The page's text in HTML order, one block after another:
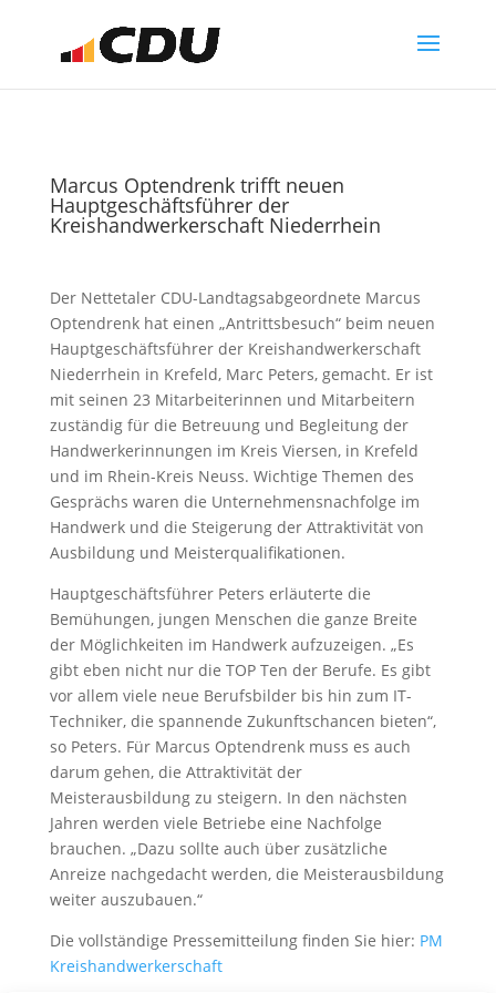
Marcus Optendrenk trifft neuen
Hauptgeschäftsführer der
Kreishandwerkerschaft Niederrhein
Der Nettetaler CDU-Landtagsabgeordnete Marcus
Optendrenk hat einen „Antrittsbesuch“ beim neuen
Hauptgeschäftsführer der Kreishandwerkerschaft
Niederrhein in Krefeld, Marc Peters, gemacht. Er ist
mit seinen 23 Mitarbeiterinnen und Mitarbeitern
zuständig für die Betreuung und Begleitung der
Handwerkerinnungen im Kreis Viersen, in Krefeld
und im Rhein-Kreis Neuss. Wichtige Themen des
Gesprächs waren die Unternehmensnachfolge im
Handwerk und die Steigerung der Attraktivität von
Ausbildung und Meisterqualifikationen.
Hauptgeschäftsführer Peters erläuterte die
Bemühungen, jungen Menschen die ganze Breite
der Möglichkeiten im Handwerk aufzuzeigen. „Es
gibt eben nicht nur die TOP Ten der Berufe. Es gibt
vor allem viele neue Berufsbilder bis hin zum IT-
Techniker, die spannende Zukunftschancen bieten“,
so Peters. Für Marcus Optendrenk muss es auch
darum gehen, die Attraktivität der
Meisterausbildung zu steigern. In den nächsten
Jahren werden viele Betriebe eine Nachfolge
brauchen. „Dazu sollte auch über zusätzliche
Anreize nachgedacht werden, die Meisterausbildung
weiter auszubauen.“
Die vollständige Pressemitteilung finden Sie hier: PM
Kreishandwerkerschaft